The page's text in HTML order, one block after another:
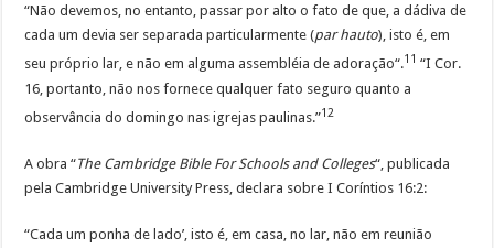
“Não devemos, no entanto, passar por alto o fato de que, a dádiva de
cada um devia ser separada particularmente (par hauto), isto é, em
seu próprio lar, e não em alguma assembléia de adoração“.11 “I Cor.
16, portanto, não nos fornece qualquer fato seguro quanto a
observância do domingo nas igrejas paulinas.”12
A obra “The Cambridge Bible For Schools and Colleges“, publicada
pela Cambridge University Press, declara sobre I Coríntios 16:2:
“Cada um ponha de lado’, isto é, em casa, no lar, não em reunião